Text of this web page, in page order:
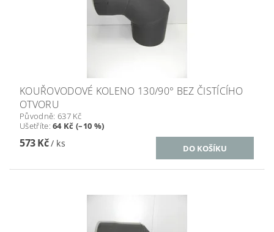
KOUŘOVODOVÉ KOLENO 130/90° BEZ ČISTÍCÍHO
OTVORU
Původně: 637 Kč
Ušetříte:64 Kč (–10 %)
573 Kč/ ks